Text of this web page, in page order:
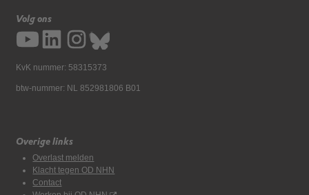
Volg ons
KvK nummer: 58315373
btw-nummer: NL 852981806 B01
Overige links
Overlast melden
Klacht tegen OD NHN
Contact